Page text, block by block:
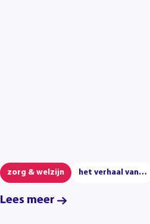
zorg & welzijn het verhaal van…
Lees meer